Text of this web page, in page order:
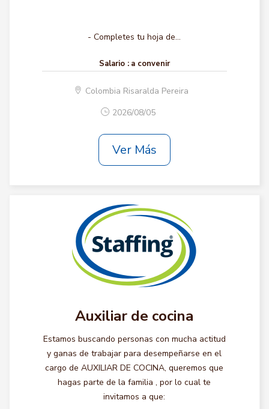
- Completes tu hoja de...
Salario : a convenir
Colombia Risaralda Pereira
2026/08/05
Ver Más
Auxiliar de cocina
Estamos buscando personas con mucha actitud
y ganas de trabajar para desempeñarse en el
cargo de AUXILIAR DE COCINA, queremos que
hagas parte de la familia , por lo cual te
invitamos a que: